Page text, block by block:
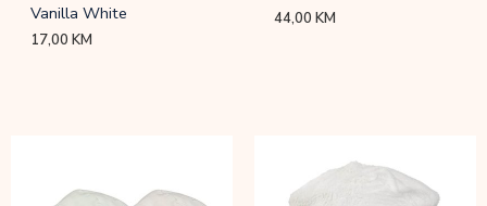
Vanilla White
17,00KM
44,00KM